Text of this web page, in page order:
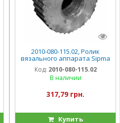
2010-080-115.02, Ролик
вязального аппарата Sipma
Код: 2010-080-115.02
В наличии
317,79 грн.
Купить